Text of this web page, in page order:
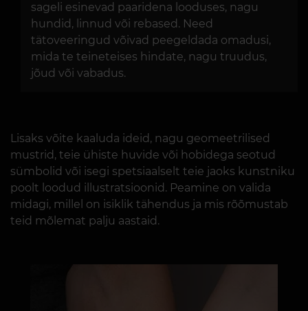
sageli esinevad paaridena looduses, nagu
hundid, linnud või rebased. Need
tätoveeringud võivad peegeldada omadusi,
mida te teineteises hindate, nagu truudus,
jõud või vabadus.
Lisaks võite kaaluda ideid, nagu geomeetrilised
mustrid, teie ühiste huvide või hobidega seotud
sümbolid või isegi spetsiaalselt teie jaoks kunstniku
poolt loodud illustratsioonid. Peamine on valida
midagi, millel on isiklik tähendus ja mis rõõmustab
teid mõlemat palju aastaid.